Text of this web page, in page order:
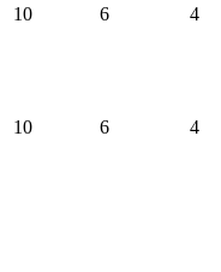
10 6 4
10 6 4